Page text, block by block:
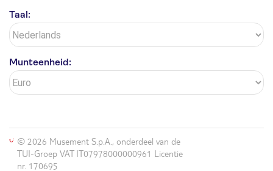
Taal:
Munteenheid:
© 2026 Musement S.p.A., onderdeel van de
TUI-Groep VAT IT07978000000961 Licentie
nr. 170695